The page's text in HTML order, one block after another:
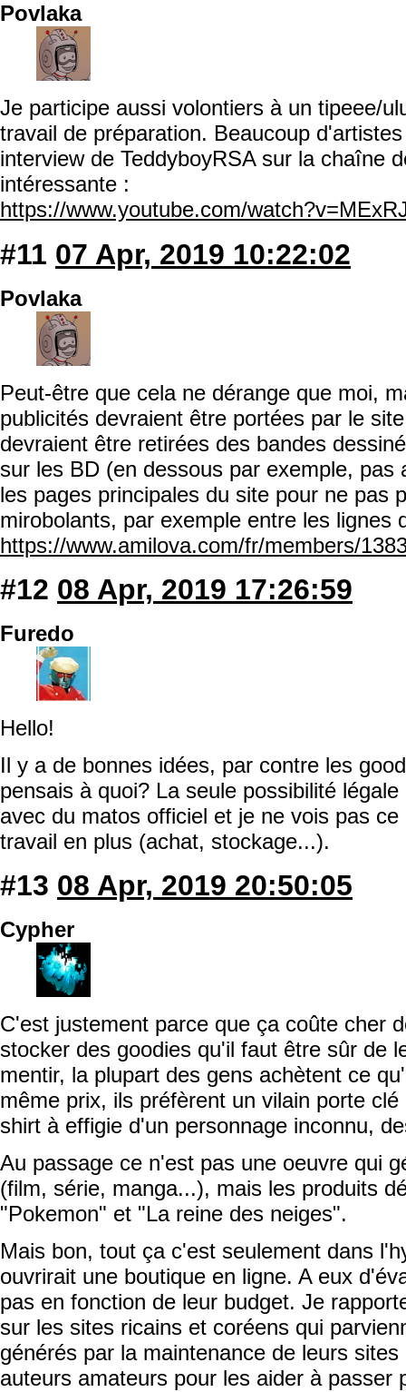
Povlaka
Je participe aussi volontiers à un tipeee/
travail de préparation. Beaucoup
interview de TeddyboyRSA sur la chaîne
intéressante :
https://www.youtube.com/
#11 07 Apr, 2019 10:22:02
Povlaka
Peut-être que cela ne dérange que moi,
publicités devraient être portées par le
devraient être retirées des bandes
sur les BD (en dessous par exemple, pas
les pages principales du site pour ne pas
mirobolants, par exemple entre les lignes
https://www.amilova.com/fr/members/
#12 08 Apr, 2019 17:26:59
Furedo
Hello!
Il y a de bonnes idées, par contre les
pensais à quoi? La seule possibilité
avec du matos officiel et je ne vois pas
travail en plus (achat, stockage...).
#13 08 Apr, 2019 20:50:05
Cypher
C'est justement parce que ça coûte cher
stocker des goodies qu'il faut être sûr de
mentir, la plupart des gens achètent ce
même prix, ils préfèrent un vilain porte
shirt à effigie d'un personnage inconnu,
Au passage ce n'est pas une oeuvre qui
(film, série, manga...), mais les produits
"Pokemon" et "La reine des neiges".
Mais bon, tout ça c'est seulement dans
ouvrirait une boutique en ligne. A eux
pas en fonction de leur budget. Je
sur les sites ricains et coréens qui
générés par la maintenance de leurs
auteurs amateurs pour les aider à passer